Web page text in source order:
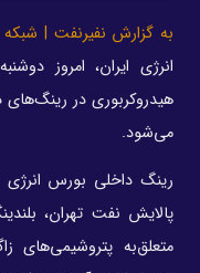
به گزارش نفیرنفت |
هیدروکربوری در رینگ‌های
می‌شود.
رینگ داخلی بورس انرژی
پالایش نفت تهران،
متعلق‌به پتروشیمی‌های